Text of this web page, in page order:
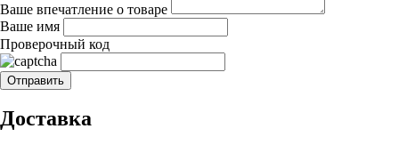
Ваше впечатление о товаре
Ваше имя
Проверочный код
Доставка